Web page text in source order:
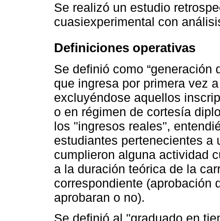
Se realizó un estudio
cuasiexperimental con
Definiciones operativas
Se definió como “generación
que ingresa por primera vez
excluyéndose aquellos
o en régimen de cortesía
los "ingresos reales",
estudiantes pertenecientes a
cumplieron alguna actividad
a la duración teórica de la
correspondiente (aprobación
aprobaran o no).
Se definió al "graduado en